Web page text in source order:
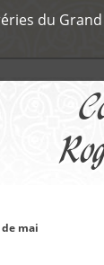
du
mai